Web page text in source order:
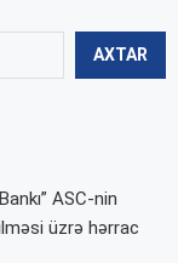
AXTAR
ASC-nin
üzrə hərrac